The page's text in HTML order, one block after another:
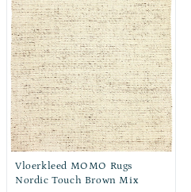
Vloerkleed MOMO Rugs
Nordic Touch Brown Mix